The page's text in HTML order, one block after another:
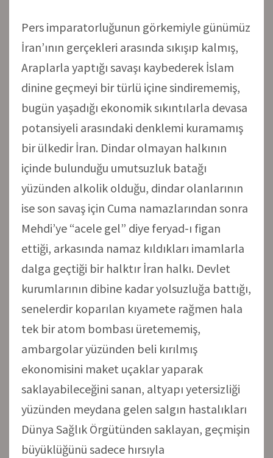
Pers imparatorluğunun görkemiyle günümüz
İran’ının gerçekleri arasında sıkışıp kalmış,
Araplarla yaptığı savaşı kaybederek İslam
dinine geçmeyi bir türlü içine sindirememiş,
bugün yaşadığı ekonomik sıkıntılarla devasa
potansiyeli arasındaki denklemi kuramamış
bir ülkedir İran. Dindar olmayan halkının
içinde bulunduğu umutsuzluk batağı
yüzünden alkolik olduğu, dindar olanlarının
ise son savaş için Cuma namazlarından sonra
Mehdi’ye “acele gel” diye feryad-ı figan
ettiği, arkasında namaz kıldıkları imamlarla
dalga geçtiği bir halktır İran halkı. Devlet
kurumlarının dibine kadar yolsuzluğa battığı,
senelerdir koparılan kıyamete rağmen hala
tek bir atom bombası üretememiş,
ambargolar yüzünden beli kırılmış
ekonomisini maket uçaklar yaparak
saklayabileceğini sanan, altyapı yetersizliği
yüzünden meydana gelen salgın hastalıkları
Dünya Sağlık Örgütünden saklayan, geçmişin
büyüklüğünü sadece hırsıyla